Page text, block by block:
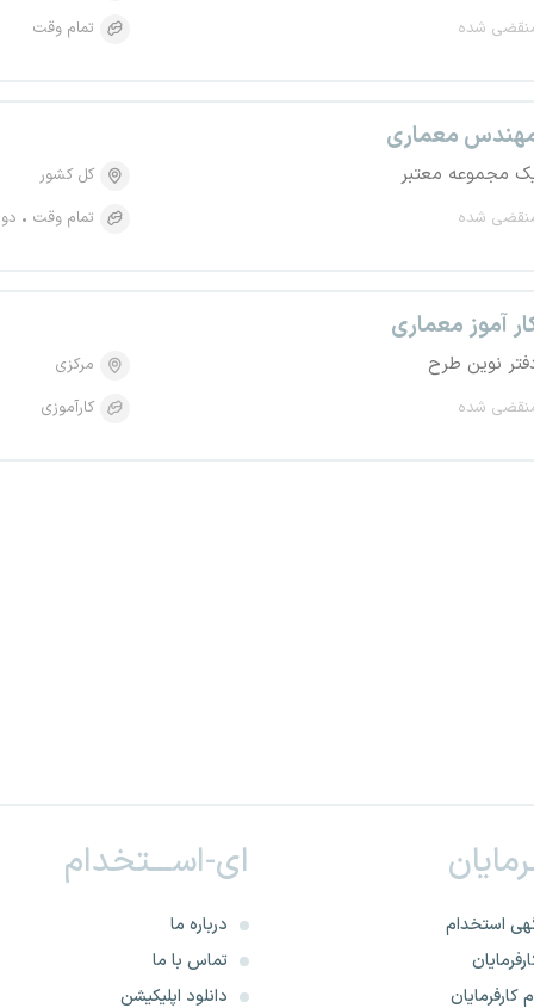
شده
تمام وقت
معماری
مجموعه معتبر
شده
کل کشور
تمام وقت
آموز معماری
نوین طرح
شده
مرکزی
کارآموزی
استخدام
کارفرمایان
ای-اســـتخدام
درباره ما
تماس با ما
دانلود اپلیکیشن